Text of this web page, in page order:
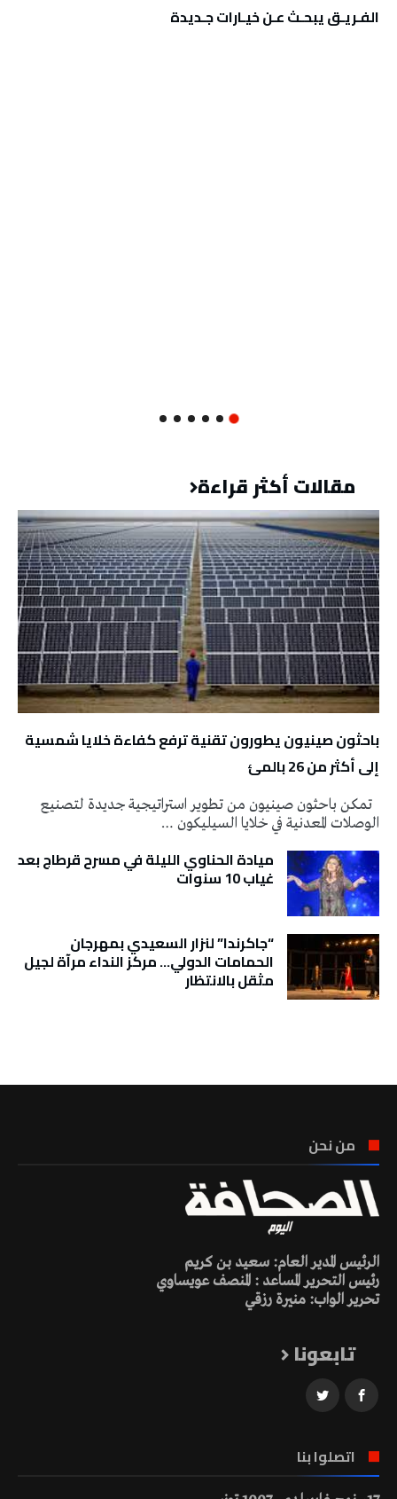
الفـريـق‭ ‬يبحـث‭ ‬عـن‭ ‬خيـارات‭ ‬جـديدة
مقالات أكثر قراءة
باحثون صينيون يطورون تقنية ترفع كفاءة خلايا شمسية
إلى أكثر من 26 بالمئ
تمكن باحثون صينيون من تطوير استراتيجية جديدة لتصنيع
الوصلات المعدنية في خلايا السيليكون …
ميادة الحناوي الليلة في مسرح قرطاج بعد
غياب 10 سنوات
“جاكرندا” لنزار السعيدي بمهرجان
الحمامات الدولي… مركز النداء مرآة لجيل
مثقل بالانتظار
من نحن
الرئيس المدير العام: سعيد بن كريم
رئيس التحرير المساعد : المنصف عويساوي
تحرير الواب: منيرة رزقي
تابعونا
اتصلوا بنا